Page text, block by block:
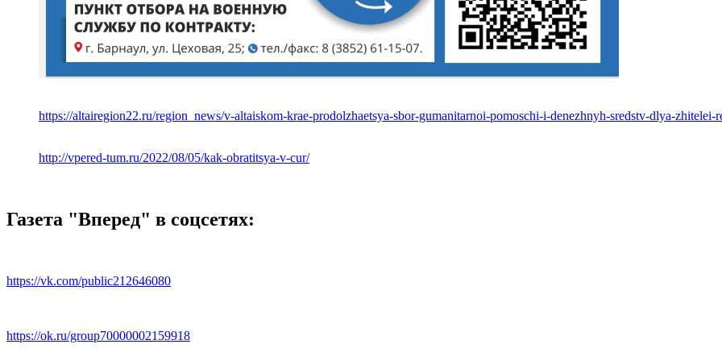
https://altairegion22.ru/region_news/v-altaiskom-krae-prodolzhaetsya-sbor-gumanitarnoi-pomoschi-i-denezhnyh-sredstv-dlya-
http://vpered-tum.ru/2022/08/05/kak-obratitsya-v-cur/
Газета "Вперед" в соцсетях:
https://vk.com/public212646080
https://ok.ru/group70000002159918